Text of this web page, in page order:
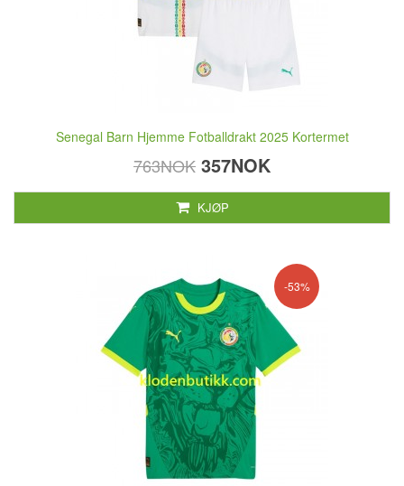
Senegal Barn Hjemme Fotballdrakt 2025 Kortermet
763NOK 357NOK
KJØP
-53%